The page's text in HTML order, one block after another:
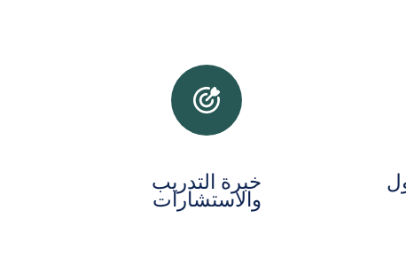
خبرة التدريب
والاستشارات